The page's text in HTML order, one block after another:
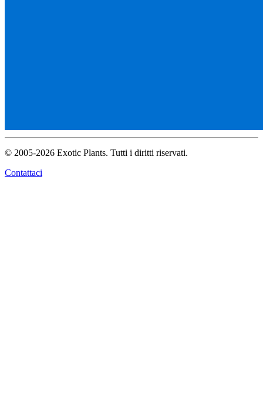
© 2005-2026 Exotic Plants. Tutti i diritti riservati.
Contattaci